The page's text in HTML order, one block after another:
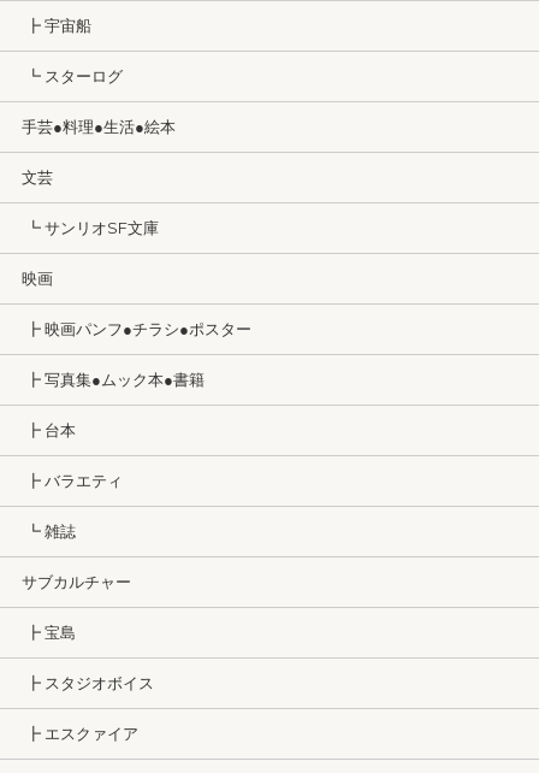
┣ 宇宙船
┗ スターログ
手芸●料理●生活●絵本
文芸
┗ サンリオSF文庫
映画
┣ 映画パンフ●チラシ●ポスター
┣ 写真集●ムック本●書籍
┣ 台本
┣ バラエティ
┗ 雑誌
サブカルチャー
┣ 宝島
┣ スタジオボイス
┣ エスクァイア